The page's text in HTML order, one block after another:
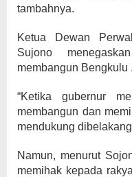
tambahnya.
Ketua Dewan
Sujono
membangun Bengkulu .
“Ketika gubernur
membangun dan
mendukung
Namun, menurut
memihak kepada